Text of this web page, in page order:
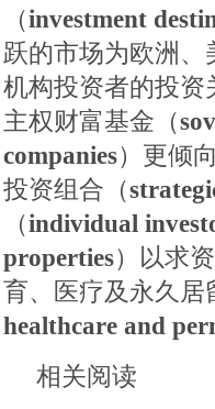
（investment
跃的市场为欧洲
机构投资者的投资
主权财富基金（
companies）更倾
投资组合（
（individual
properties）以求
育、医疗及永久居
healthcare and
相关阅读